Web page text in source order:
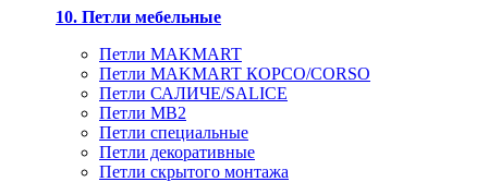
10. Петли мебельные
Петли MAKMART
Петли MAKMART КОРСО/CORSO
Петли САЛИЧЕ/SALICE
Петли MB2
Петли специальные
Петли декоративные
Петли скрытого монтажа